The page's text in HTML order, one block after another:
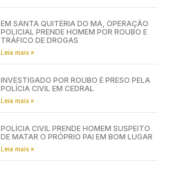
EM SANTA QUITÉRIA DO MA, OPERAÇÃO
POLICIAL PRENDE HOMEM POR ROUBO E
TRÁFICO DE DROGAS
Leia mais »
INVESTIGADO POR ROUBO É PRESO PELA
POLÍCIA CIVIL EM CEDRAL
Leia mais »
POLÍCIA CIVIL PRENDE HOMEM SUSPEITO
DE MATAR O PRÓPRIO PAI EM BOM LUGAR
Leia mais »